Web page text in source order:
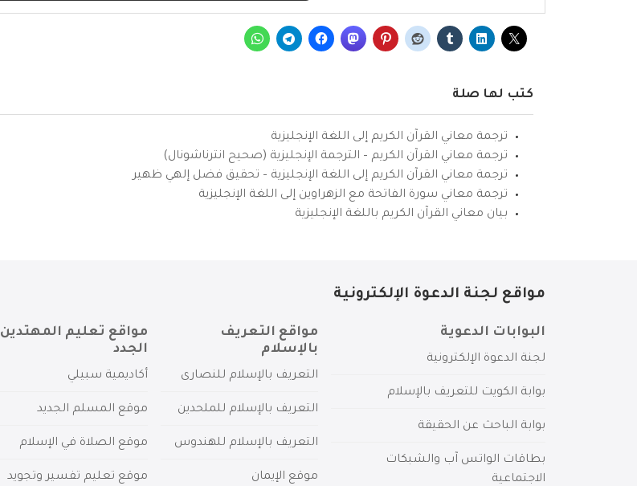
كتب لها صلة
ترجمة معاني القرآن الكريم إلى اللغة الإنجليزية
ترجمة معاني القرآن الكريم – الترجمة الإنجليزية (صحيح انترناشونال)
ترجمة معاني القرآن الكريم إلى اللغة الإنجليزية – تحقيق فضل إلهي ظهير
ترجمة معاني سورة الفاتحة مع الزهراوين إلى اللغة الإنجليزية
بيان معاني القرآن الكريم باللغة الإنجليزية
مواقع لجنة الدعوة الإلكترونية
البوابات الدعوية
لجنة الدعوة الإلكترونية
بوابة الكويت للتعريف بالإسلام
بوابة الباحث عن الحقيقة
بطاقات الواتس آب والشبكات
الاجتماعية
مواقع التعريف
بالإسلام
التعريف بالإسلام للنصارى
التعريف بالإسلام للملحدين
التعريف بالإسلام للهندوس
موقع الإيمان
مواقع تعليم المهتدين
الجدد
أكاديمية سبيلي
موقع المسلم الجديد
موقع الصلاة في الإسلام
موقع تعليم تفسير وتجويد